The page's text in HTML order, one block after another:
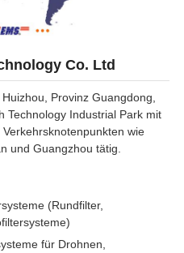
Co. Ltd
Provinz Guangdong,
Technology Industrial Park mit
wie
und Guangzhou tätig.
(Rundfilter,
für Drohnen,